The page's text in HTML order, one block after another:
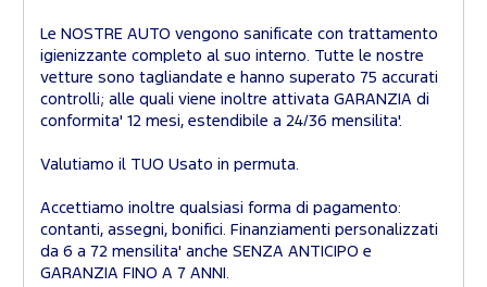
Le NOSTRE AUTO vengono sanificate con trattamento
igienizzante completo al suo interno. Tutte le nostre
vetture sono tagliandate e hanno superato 75 accurati
controlli; alle quali viene inoltre attivata GARANZIA di
conformita' 12 mesi, estendibile a 24/36 mensilita'.
Valutiamo il TUO Usato in permuta.
Accettiamo inoltre qualsiasi forma di pagamento:
contanti, assegni, bonifici. Finanziamenti personalizzati
da 6 a 72 mensilita' anche SENZA ANTICIPO e
GARANZIA FINO A 7 ANNI.